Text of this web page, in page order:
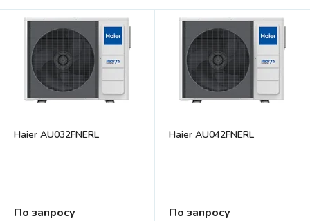
Haier AU032FNERL
По запросу
Haier AU042FNERL
По запросу